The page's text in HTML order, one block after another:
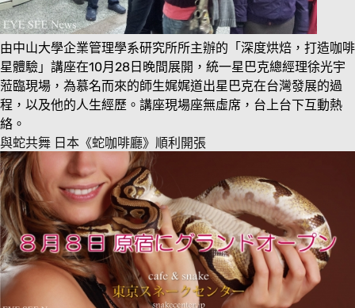
由中山大學企業管理學系研究所所主辦的「深度烘焙，打造咖啡
星體驗」講座在10月28日晚間展開，統一星巴克總經理徐光宇
蒞臨現場，為慕名而來的師生娓娓道出星巴克在台灣發展的過
程，以及他的人生經歷。講座現場座無虛席，台上台下互動熱
絡。
與蛇共舞 日本《蛇咖啡廳》順利開張